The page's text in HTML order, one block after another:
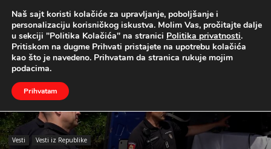
UŽIVO
Naslovna Vesti Vesti iz Republike
Vesti Vesti iz Republike
Naš sajt koristi kolačiće za upravljanje, poboljšanje i
personalizaciju korisničkog iskustva. Molim Vas, pročitajte dalje
u sekciji "Politika Kolačića" na stranici Politika privatnosti.
Pritiskom na dugme Prihvati pristajete na upotrebu kolačića
kao što je navedeno. Prihvatam da stranica rukuje mojim
podacima.
Prihvatam